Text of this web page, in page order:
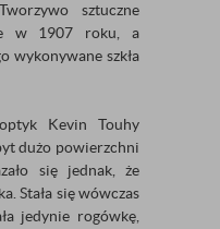
sztuczne
w 1907 roku, a
wykonywane szkła
Kevin Touhy
dużo powierzchni
się jednak, że
Stała się wówczas
jedynie rogówkę,